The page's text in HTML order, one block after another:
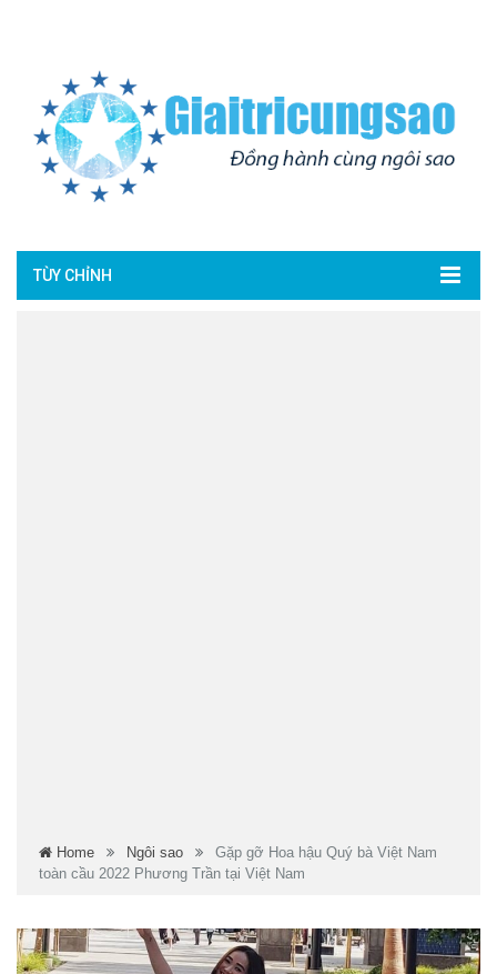
TÙY CHỈNH
Home Ngôi sao
Gặp gỡ Hoa hậu Quý bà Việt Nam
toàn cầu 2022 Phương Trần tại Việt Nam